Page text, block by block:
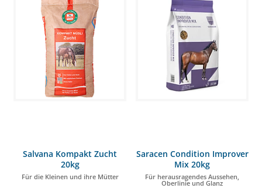
Salvana Kompakt Zucht
20kg
Für die Kleinen und ihre Mütter
Saracen Condition Improver
Mix 20kg
Für herausragendes Aussehen,
Oberlinie und Glanz